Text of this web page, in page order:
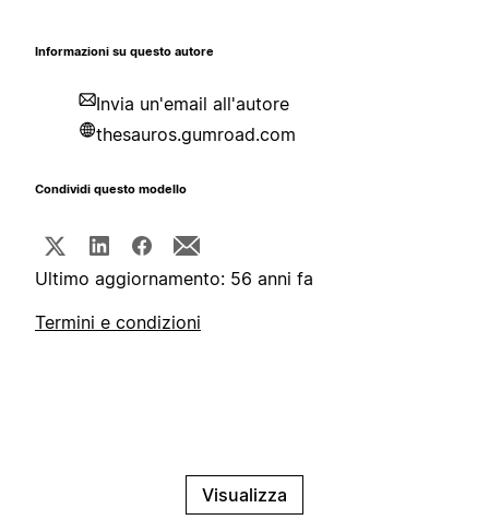
Informazioni su questo autore
Invia un'email all'autore
thesauros.gumroad.com
Condividi questo modello
Ultimo aggiornamento: 56 anni fa
Termini e condizioni
Visualizza